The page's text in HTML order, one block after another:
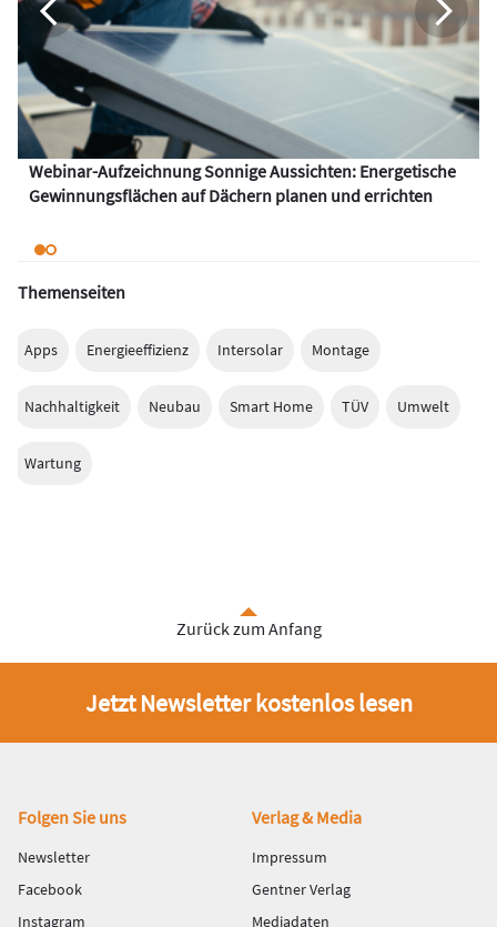
Webinar-Aufzeichnung Sonnige Aussichten: Energetische
Gewinnungsflächen auf Dächern planen und errichten
Themenseiten
Apps Energieeffizienz Intersolar Montage
Nachhaltigkeit Neubau Smart Home TÜV Umwelt
Wartung
Zurück zum Anfang
Jetzt Newsletter kostenlos lesen
Fußbereich
Folgen Sie uns
Newsletter
Facebook
Instagram
Verlag & Media
Impressum
Gentner Verlag
Mediadaten